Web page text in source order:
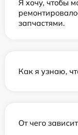
Я хочу, чтобы
запчастями.
Как я узнаю,
От чего